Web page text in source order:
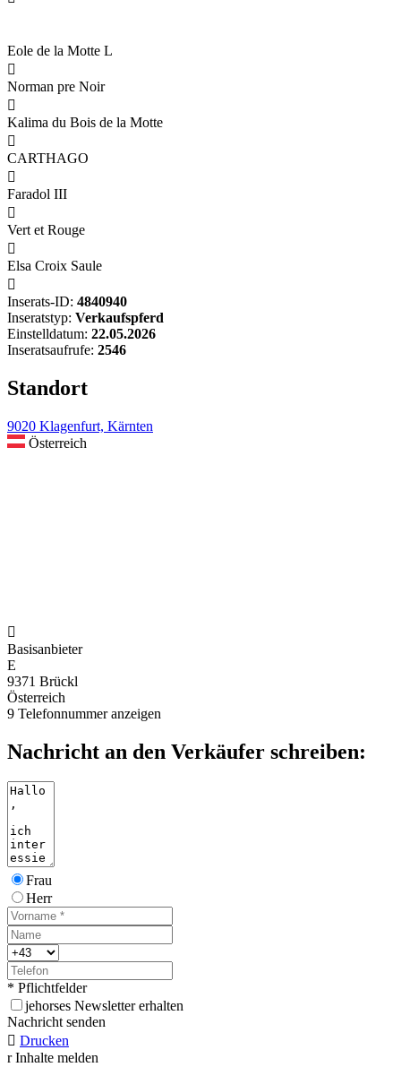
Eole de la Motte L

Norman pre Noir

Kalima du Bois de la Motte

CARTHAGO

Faradol III

Vert et Rouge

Elsa Croix Saule

Inserats-ID: 4840940
Inseratstyp: Verkaufspferd
Einstelldatum: 22.05.2026
Inseratsaufrufe: 2546
Standort
9020 Klagenfurt, Kärnten
Österreich

Basisanbieter
E
9371 Brückl
Österreich
9 Telefonnummer anzeigen
Nachricht an den Verkäufer schreiben:
Frau
Herr
* Pflichtfelder
jehorses Newsletter erhalten
Nachricht senden
 Drucken
r Inhalte melden